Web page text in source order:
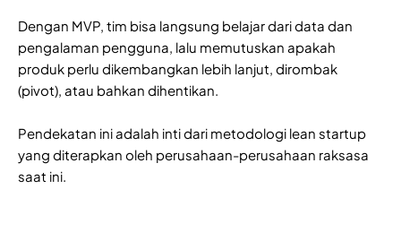
Dengan MVP, tim bisa langsung belajar dari data dan
pengalaman pengguna, lalu memutuskan apakah
produk perlu dikembangkan lebih lanjut, dirombak
(pivot), atau bahkan dihentikan.
Pendekatan ini adalah inti dari metodologi lean startup
yang diterapkan oleh perusahaan-perusahaan raksasa
saat ini.